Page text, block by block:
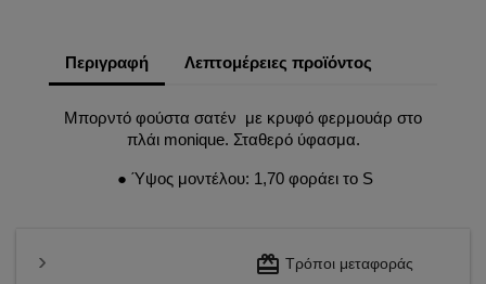
Περιγραφή Λεπτομέρειες προϊόντος
Μπορντό φούστα σατέν με κρυφό φερμουάρ στο
πλάι monique. Σταθερό ύφασμα.
● Ύψος μοντέλου: 1,70 φοράει το S
redeem Τρόποι μεταφοράς